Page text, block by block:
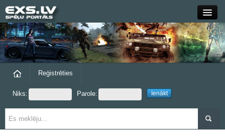
Close
Forums
Grupas
Reģistrēties
Niks: Parole: